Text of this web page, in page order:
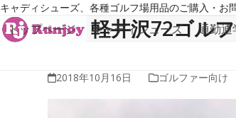
Skip
to
content
キャディシューズ、各種ゴルフ場用品のご購入・お
トップページ キャディシューズ 通勤通
軽井沢72ゴル
2018年10月16日 ゴルファー向け